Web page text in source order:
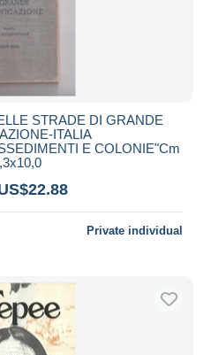
STRADE DI GRANDE
ITALIA
E COLONIE"Cm
Private individual